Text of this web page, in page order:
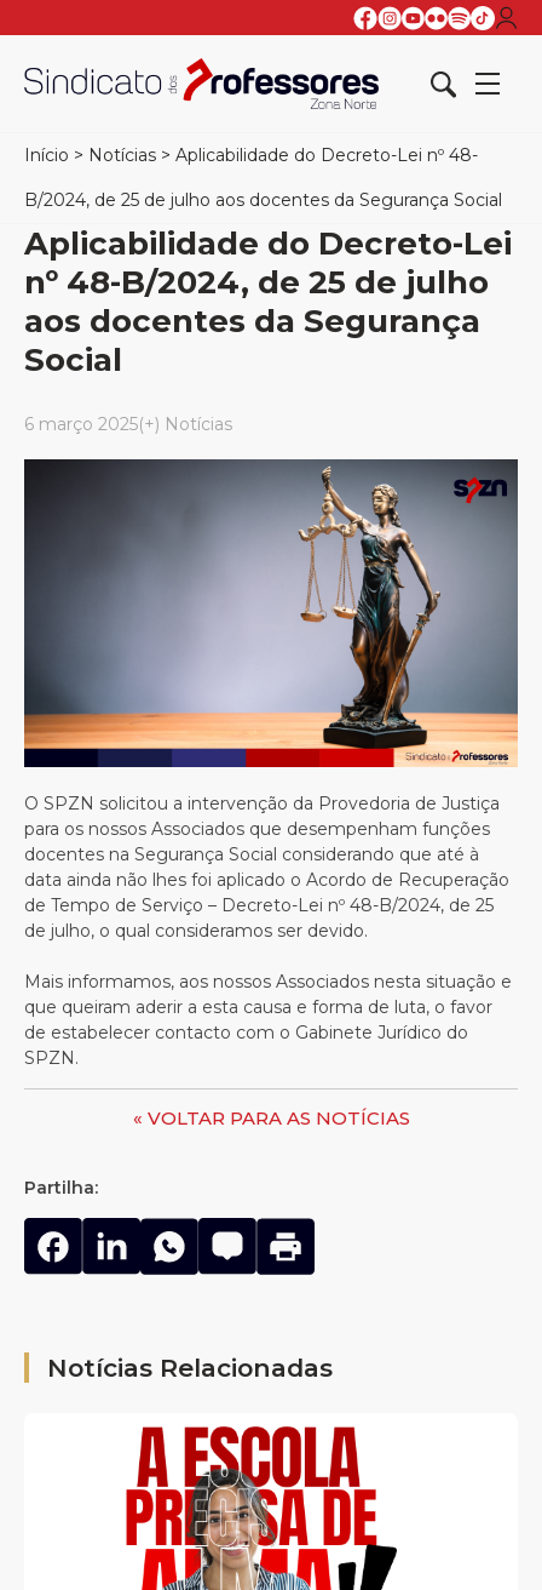
Início > Notícias > Aplicabilidade do Decreto-Lei nº 48-
B/2024, de 25 de julho aos docentes da Segurança Social
Aplicabilidade do Decreto-Lei
nº 48-B/2024, de 25 de julho
aos docentes da Segurança
Social
6 março 2025(+) Notícias
O SPZN solicitou a intervenção da Provedoria de Justiça
para os nossos Associados que desempenham funções
docentes na Segurança Social considerando que até à
data ainda não lhes foi aplicado o Acordo de Recuperação
de Tempo de Serviço – Decreto-Lei nº 48-B/2024, de 25
de julho, o qual consideramos ser devido.
Mais informamos, aos nossos Associados nesta situação e
que queiram aderir a esta causa e forma de luta, o favor
de estabelecer contacto com o Gabinete Jurídico do
SPZN.
« VOLTAR PARA AS NOTÍCIAS
Partilha:
Notícias Relacionadas